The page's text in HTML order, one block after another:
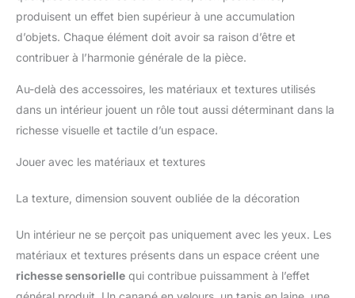
l'emballage de cadeaux, tels
que les cadeaux de fête des
mères, décorer votre maison
produisent un effet bien supérieur à une accumulation
d’objets. Chaque élément doit avoir sa raison d’être et
contribuer à l’harmonie générale de la pièce.
Au-delà des accessoires, les matériaux et textures utilisés
dans un intérieur jouent un rôle tout aussi déterminant dans la
richesse visuelle et tactile d’un espace.
Jouer avec les matériaux et textures
La texture, dimension souvent oubliée de la décoration
Un intérieur ne se perçoit pas uniquement avec les yeux. Les
matériaux et textures présents dans un espace créent une
richesse sensorielle qui contribue puissamment à l’effet